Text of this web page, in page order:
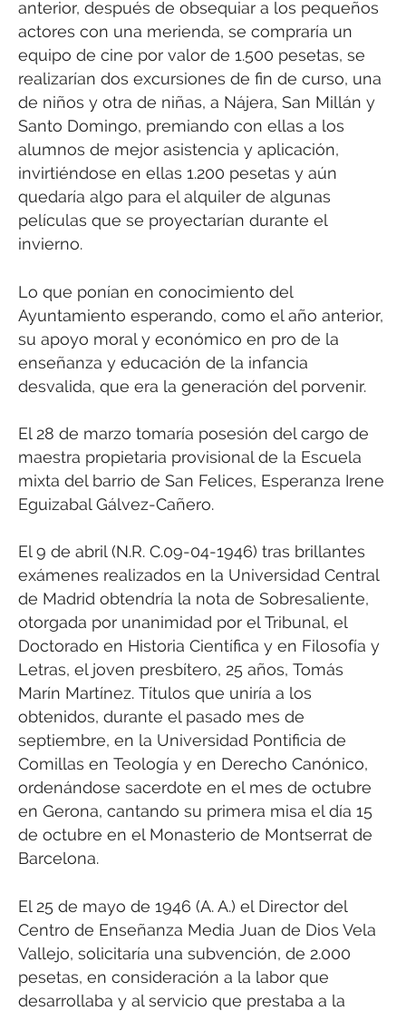
anterior, después de obsequiar a los pequeños
actores con una merienda, se compraría un
equipo de cine por valor de 1.500 pesetas, se
realizarían dos excursiones de fin de curso, una
de niños y otra de niñas, a Nájera, San Millán y
Santo Domingo, premiando con ellas a los
alumnos de mejor asistencia y aplicación,
invirtiéndose en ellas 1.200 pesetas y aún
quedaría algo para el alquiler de algunas
películas que se proyectarían durante el
invierno.
Lo que ponían en conocimiento del
Ayuntamiento esperando, como el año anterior,
su apoyo moral y económico en pro de la
enseñanza y educación de la infancia
desvalida, que era la generación del porvenir.
El 28 de marzo tomaría posesión del cargo de
maestra propietaria provisional de la Escuela
mixta del barrio de San Felices, Esperanza Irene
Eguizabal Gálvez-Cañero.
El 9 de abril (N.R. C.09-04-1946) tras brillantes
exámenes realizados en la Universidad Central
de Madrid obtendría la nota de Sobresaliente,
otorgada por unanimidad por el Tribunal, el
Doctorado en Historia Científica y en Filosofía y
Letras, el joven presbítero, 25 años, Tomás
Marín Martínez. Títulos que uniría a los
obtenidos, durante el pasado mes de
septiembre, en la Universidad Pontificia de
Comillas en Teología y en Derecho Canónico,
ordenándose sacerdote en el mes de octubre
en Gerona, cantando su primera misa el día 15
de octubre en el Monasterio de Montserrat de
Barcelona.
El 25 de mayo de 1946 (A. A.) el Director del
Centro de Enseñanza Media Juan de Dios Vela
Vallejo, solicitaría una subvención, de 2.000
pesetas, en consideración a la labor que
desarrollaba y al servicio que prestaba a la